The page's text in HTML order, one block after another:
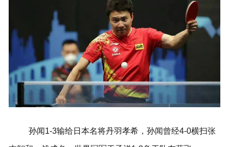
孙闻1-3输给日本名将丹羽孝希，孙闻曾经4-0横扫张